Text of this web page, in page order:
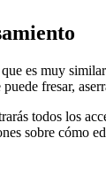
es muy
fresar,
todos los
sobre cómo